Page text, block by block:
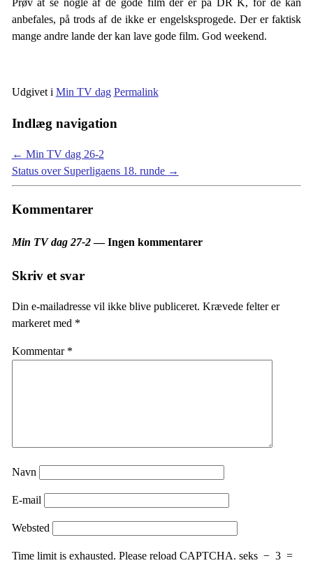
Prøv at se nogle af de gode film der er på DR K, for de kan
anbefales, på trods af de ikke er engelsksprogede. Der er faktisk
mange andre lande der kan lave gode film. God weekend.
Udgivet i Min TV dag Permalink
Indlæg navigation
← Min TV dag 26-2
Status over Superligaens 18. runde →
Kommentarer
Min TV dag 27-2— Ingen kommentarer
Skriv et svar
Din e-mailadresse vil ikke blive publiceret. Krævede felter er
markeret med *
Kommentar *
Navn
E-mail
Websted
Time limit is exhausted. Please reload CAPTCHA. seks − 3 =